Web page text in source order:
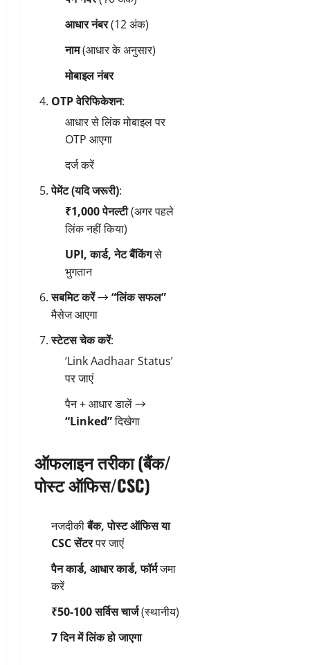
आधार नंबर(12 अंक)
नाम(आधार के अनुसार)
मोबाइल नंबर
OTP वेरिफिकेशन:
आधार से लिंक मोबाइल पर
OTP आएगा
दर्ज करें
पेमेंट (यदि जरूरी):
₹1,000 पेनल्टी(अगर पहले
लिंक नहीं किया)
UPI, कार्ड, नेट बैंकिंगसे
भुगतान
सबमिट करें→“लिंक सफल”
मैसेज आएगा
स्टेटस चेक करें:
‘Link Aadhaar Status’
पर जाएं
पैन + आधार डालें →
“Linked”दिखेगा
ऑफलाइन तरीका (बैंक/
पोस्ट ऑफिस/CSC)
नजदीकीबैंक, पोस्ट ऑफिस या
CSC सेंटरपर जाएं
पैन कार्ड, आधार कार्ड, फॉर्मजमा
करें
₹50-100 सर्विस चार्ज(स्थानीय)
7 दिन में लिंक हो जाएगा